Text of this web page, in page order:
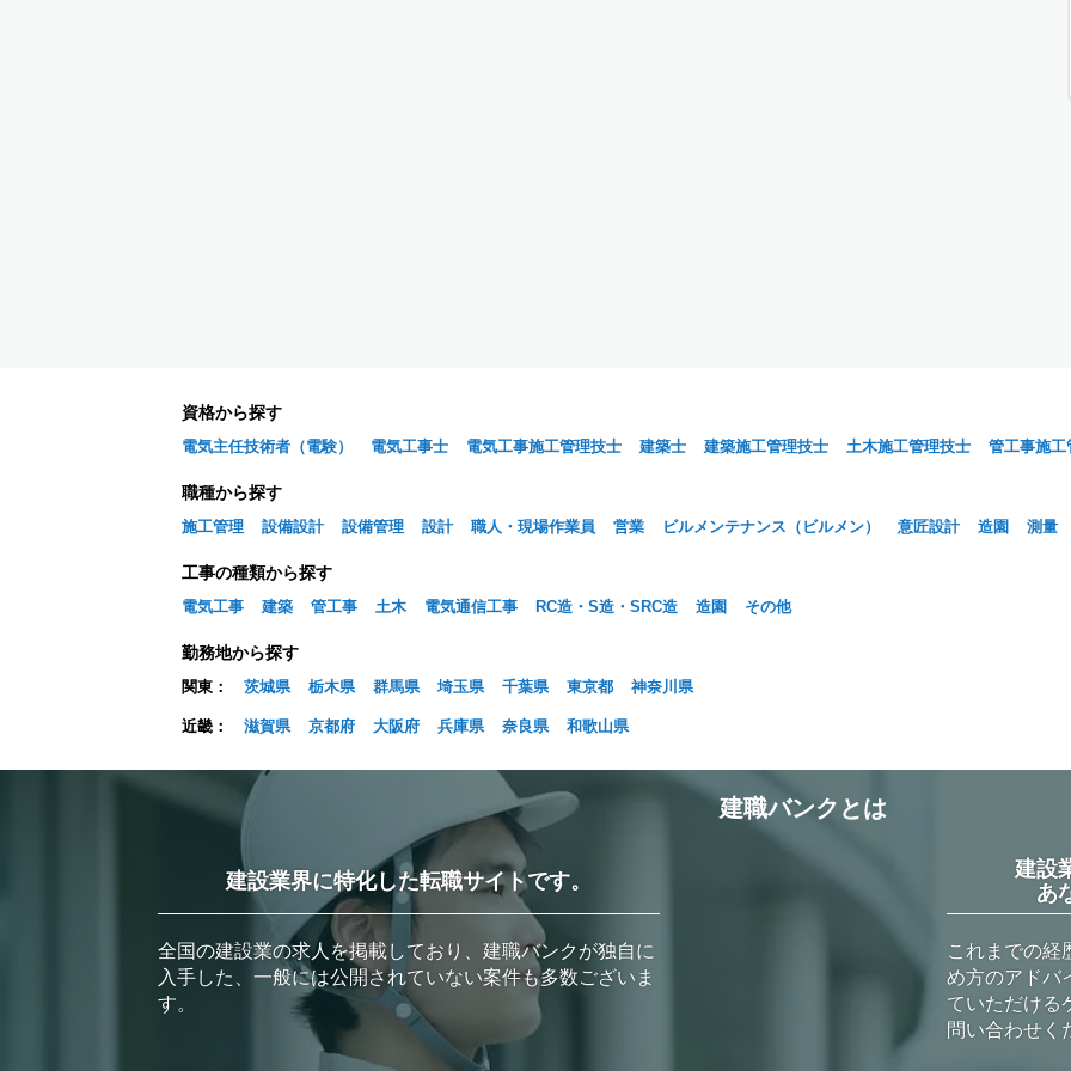
資格から探す
電気主任技術者（電験） 電気工事士 電気工事施工管理技士 建築士 建築施工管理技士 土木施工管理技士 管工事施工
職種から探す
施工管理 設備設計 設備管理 設計 職人・現場作業員 営業 ビルメンテナンス（ビルメン） 意匠設計 造園 測量
工事の種類から探す
電気工事 建築 管工事 土木 電気通信工事 RC造・S造・SRC造 造園 その他
勤務地から探す
関東： 茨城県 栃木県 群馬県 埼玉県 千葉県 東京都 神奈川県
近畿： 滋賀県 京都府 大阪府 兵庫県 奈良県 和歌山県
建職バンクとは
建設業界に特化した転職サイトです。
全国の建設業の求人を掲載しており、建職バンクが独自に
入手した、一般には公開されていない案件も多数ございま
す。
建設
あ
これまでの経
め方のアドバ
ていただける
問い合わせく